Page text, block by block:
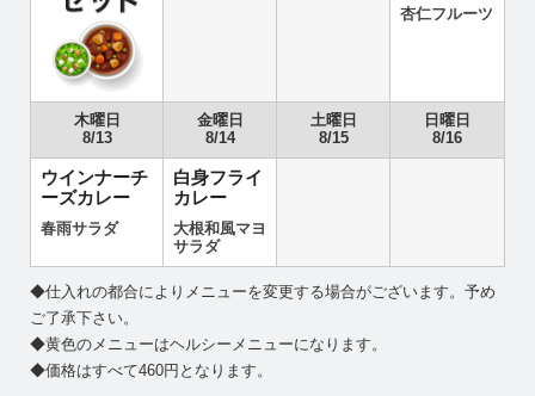
杏仁フルーツ
木曜日
8/13
金曜日
8/14
土曜日
8/15
日曜日
8/16
ウインナーチ
ーズカレー
春雨サラダ
白身フライ
カレー
大根和風マヨ
サラダ
◆仕入れの都合によりメニューを変更する場合がございます。予め
ご了承下さい。
◆黄色のメニューはヘルシーメニューになります。
◆価格はすべて460円となります。